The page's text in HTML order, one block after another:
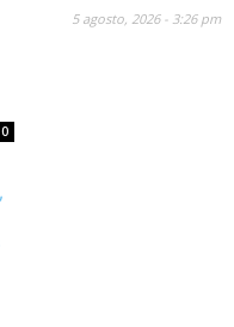
0
5 agosto, 2026 - 3:26 pm